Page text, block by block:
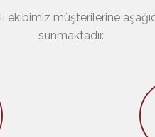
müşterilerine
sunmaktadır.